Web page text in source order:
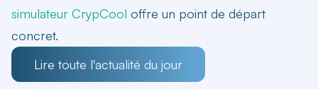
simulateur CrypCool offre un point de départ
concret.
Lire toute l'actualité du jour